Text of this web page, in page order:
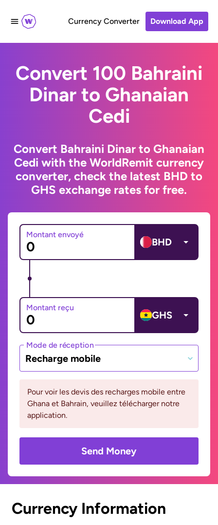
Currency Converter Download App
Convert 100 Bahraini
Dinar to Ghanaian
Cedi
Convert Bahraini Dinar to Ghanaian
Cedi with the WorldRemit currency
converter, check the latest BHD to
GHS exchange rates for free.
Montant envoyé
BHD
Montant reçu
GHS
Mode de réception
Recharge mobile
Pour voir les devis des recharges mobile entre
Ghana et Bahrain, veuillez télécharger notre
application.
Send Money
Currency Information